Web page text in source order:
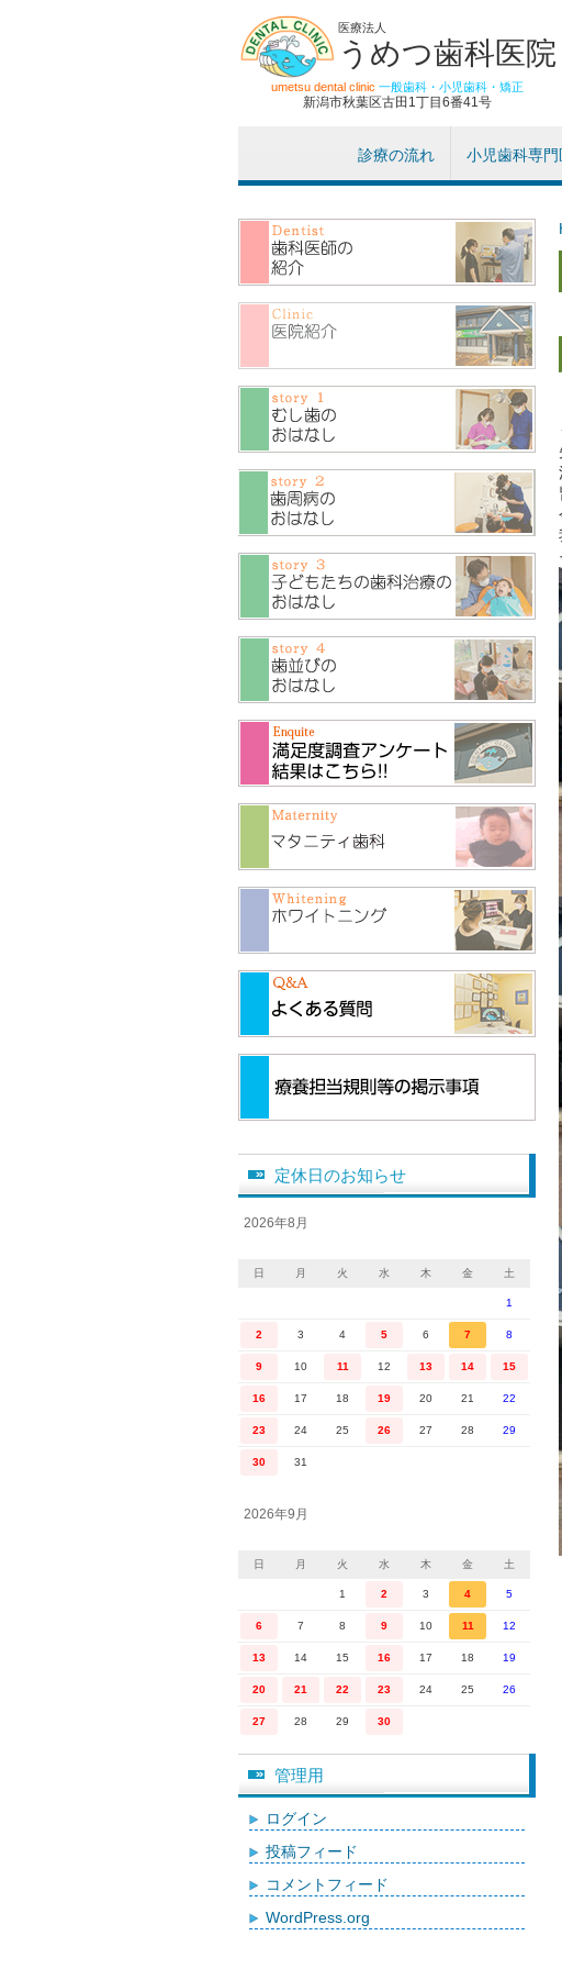
医療法人
うめつ歯科医院
umetsu dental clinic 一般歯科・小児歯科・矯正
新潟市秋葉区古田1丁目6番41号
診療の流れ 小児歯科専門
定休日のお知らせ
2026年8月
日 月 火 水 木 金 土
1
2 3 4 5 6 7 8
9 10 11 12 13 14 15
16 17 18 19 20 21 22
23 24 25 26 27 28 29
30 31
2026年9月
日 月 火 水 木 金 土
1 2 3 4 5
6 7 8 9 10 11 12
13 14 15 16 17 18 19
20 21 22 23 24 25 26
27 28 29 30
管理用
ログイン
投稿フィード
コメントフィード
WordPress.org